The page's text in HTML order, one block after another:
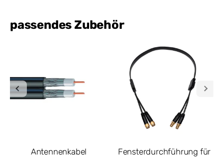
passendes Zubehör
Antennenkabel
Fensterdurchführung für